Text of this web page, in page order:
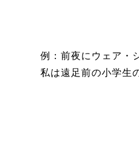
例：前夜にウェア・
私は遠足前の小学生